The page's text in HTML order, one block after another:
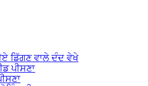
ਡਿੱਗਣ ਵਾਲੇ ਦੰਦ ਵੇਖੇ
ਪੀਸਣਾ